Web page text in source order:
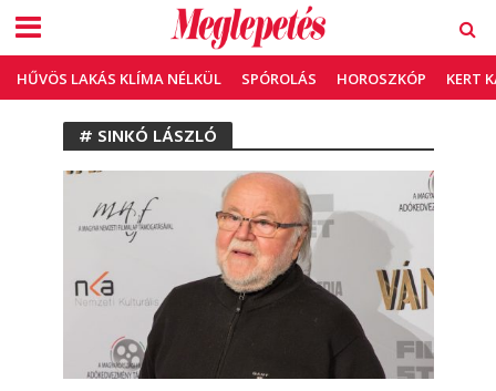
HŰVÖS LAKÁS KLÍMA NÉLKÜL SPÓROLÁS HOROSZKÓP KERT
# SINKÓ LÁSZLÓ